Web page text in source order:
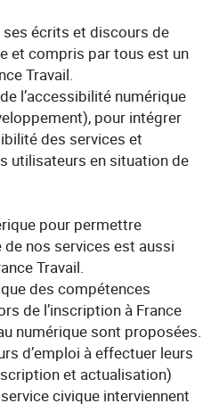
écrits et discours de
et compris par tous est un
Travail.
l’accessibilité numérique
pour intégrer
des services et
utilisateurs en situation de
pour permettre
nos services est aussi
Travail.
des compétences
de l’inscription à France
numérique sont proposées.
d’emploi à effectuer leurs
et actualisation)
civique interviennent